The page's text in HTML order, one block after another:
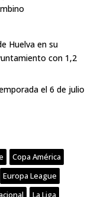
Huelva en su
con 1,2
el 6 de julio
Copa América
Europa League
La Liga